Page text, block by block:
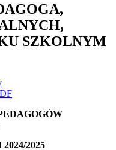
SZKOLNYM
2025